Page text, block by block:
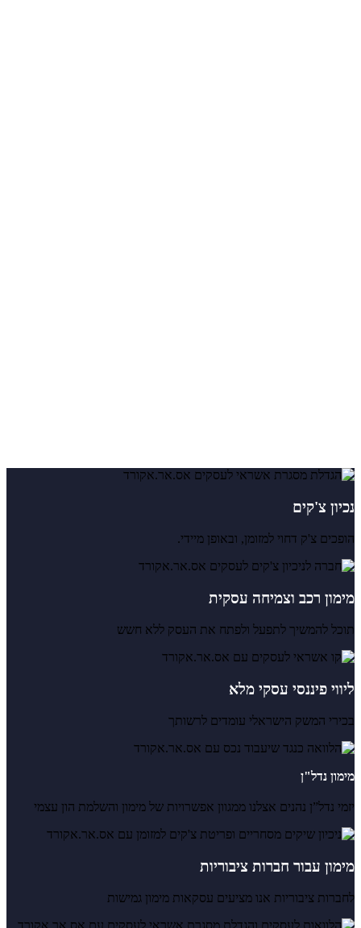
נכיון צ'קים
הופכים צ'ק דחוי למזומן, ובאופן מיידי.
מימון רכב וצמיחה עסקית
תוכל להמשיך לתפעל ולפתח את העסק ללא חשש
ליווי פיננסי עסקי מלא
בכירי המשק הישראלי עומדים לרשותך
מימון נדל"ן
יזמי נדל”ן נהנים אצלנו ממגוון אפשרויות של מימון והשלמת הון עצמי
מימון עבור חברות ציבוריות
לחברות ציבוריות אנו מציעים עסקאות מימון גמישות